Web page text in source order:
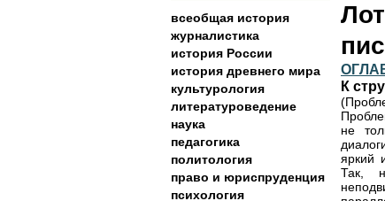
всеобщая история
журналистика
история России
история древнего мира
культурология
литературоведение
наука
педагогика
политология
право и юриспруденция
психология
К
не
яркий
Так,